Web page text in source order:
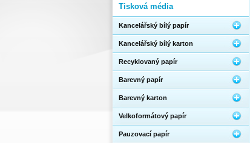
Tisková média
Kancelářský bílý papír
Kancelářský bílý karton
Recyklovaný papír
Barevný papír
Barevný karton
Velkoformátový papír
Pauzovací papír